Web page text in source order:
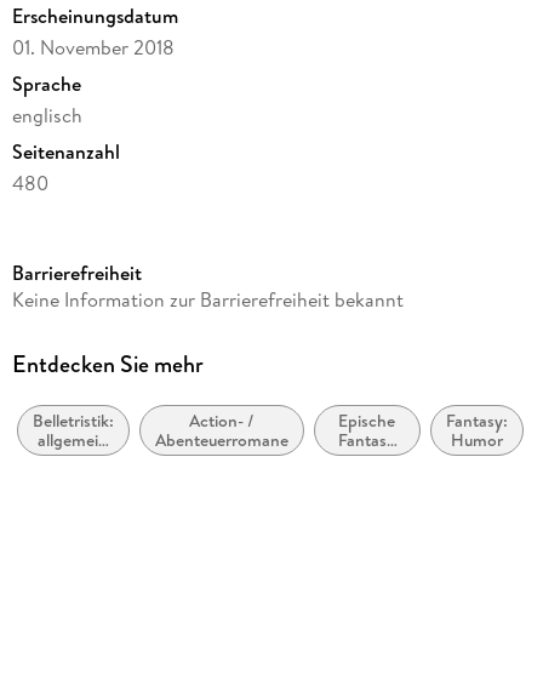
Erscheinungsdatum
01. November 2018
Sprache
englisch
Seitenanzahl
480
Autor/Autorin
Verlag/Hersteller
Produktart
gebunden
Barrierefreiheit
Keine Information zur Barrierefreiheit bekannt
Entdecken Sie mehr
Belletristik:
allgemein
und
Action- /
Abenteuerromane
Epische
Fantasy
(High
Fantasy:
Humor